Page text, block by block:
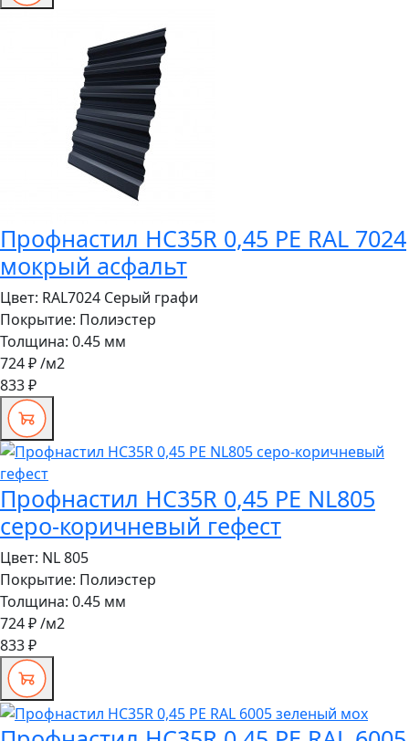
Профнастил HC35R 0,45 PE RAL 7024
мокрый асфальт
Цвет: RAL7024 Серый графи
Покрытие: Полиэстер
Толщина: 0.45 мм
724 ₽/м2
833 ₽
Профнастил HC35R 0,45 PE NL805
серо-коричневый гефест
Цвет: NL 805
Покрытие: Полиэстер
Толщина: 0.45 мм
724 ₽/м2
833 ₽